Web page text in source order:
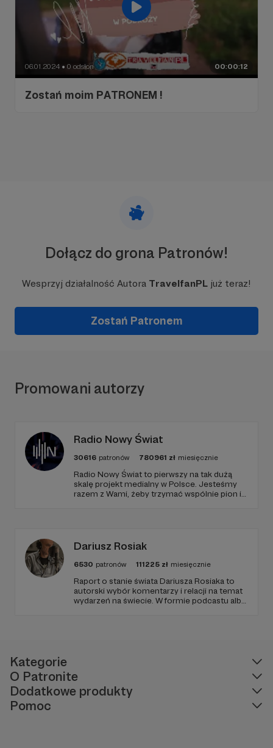
00:00:12
06.01.2024 ● 0 odsłon
Zostań moim PATRONEM !
Dołącz do grona Patronów!
Wesprzyj działalność Autora TravelfanPL już teraz!
Zostań Patronem
Promowani autorzy
Radio Nowy Świat
30616 patronów 780961 zł miesięcznie
Radio Nowy Świat to pierwszy na tak dużą
skalę projekt medialny w Polsce. Jesteśmy
razem z Wami, żeby trzymać wspólnie pion i
Dariusz Rosiak
6530 patronów 111225 zł miesięcznie
Raport o stanie świata Dariusza Rosiaka to
autorski wybór komentarzy i relacji na temat
wydarzeń na świecie. W formie podcastu albo
Kategorie
O Patronite
Dodatkowe produkty
Pomoc